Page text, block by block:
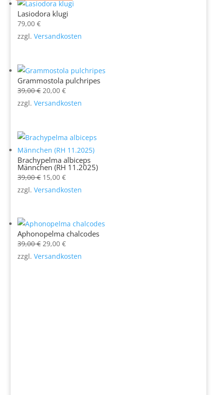
Lasiodora klugi
79,00€
zzgl.Versandkosten
Grammostola pulchripes
39,00€ Ursprünglicher
Preis
20,00€Aktueller
Preis
zzgl.Versandkosten
Brachypelma albiceps
Männchen (RH 11.2025)
39,00€ Ursprünglicher
Preis
15,00€Aktueller
Preis
zzgl.Versandkosten
Aphonopelma chalcodes
39,00€ Ursprünglicher
Preis
29,00€Aktueller
Preis
zzgl.Versandkosten